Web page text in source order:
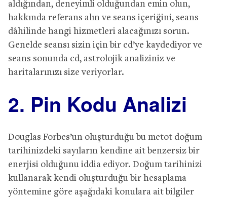
aldığından, deneyimli olduğundan emin olun,
hakkında referans alın ve seans içeriğini, seans
dâhilinde hangi hizmetleri alacağınızı sorun.
Genelde seansı sizin için bir cd’ye kaydediyor ve
seans sonunda cd, astrolojik analiziniz ve
haritalarınızı size veriyorlar.
2. Pin Kodu Analizi
Douglas Forbes’un oluşturduğu bu metot doğum
tarihinizdeki sayıların kendine ait benzersiz bir
enerjisi olduğunu iddia ediyor. Doğum tarihinizi
kullanarak kendi oluşturduğu bir hesaplama
yöntemine göre aşağıdaki konulara ait bilgiler